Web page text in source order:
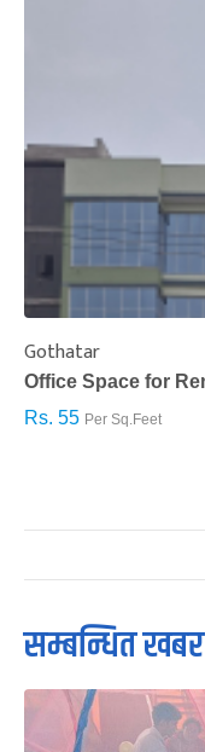
Gothatar
Office Space for
Rs. 55 Per Sq.Feet
सम्बन्धित खबर